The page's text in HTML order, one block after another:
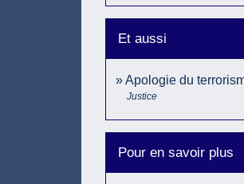
Et aussi
Apologie du
Justice
Pour en savoir plus